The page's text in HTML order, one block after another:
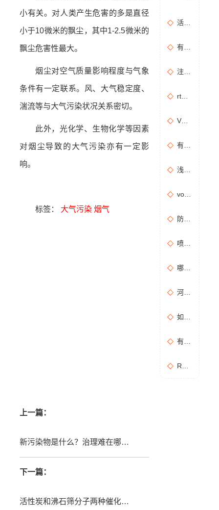
小有关。对人类产生危害的多是直径
小于10微米的飘尘，其中1-2.5微米的
飘尘危害性最大。
烟尘对空气质量影响程度与气象
条件有一定联系。风、大气稳定度、
湍流等与大气污染状况关系密切。
此外，光化学、生物化学等因素
对烟尘导致的大气污染亦有一定影
响。
标签： 大气污染 烟气
上一篇：
新污染物是什么？治理难在哪？如何治？
下一篇：
活性炭和沸石筛分子两种催化材料该如何选择?